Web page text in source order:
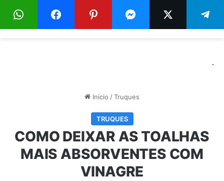
Menu
-
Início /Truques
TRUQUES
COMO DEIXAR AS TOALHAS
MAIS ABSORVENTES COM
VINAGRE